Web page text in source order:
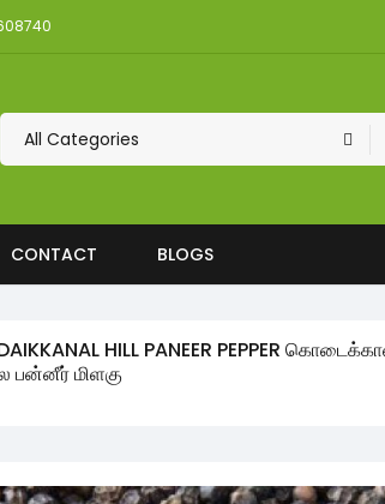
CONTACT BLOGS
HILL PANEER PEPPER
பன்னீர் மிளகு